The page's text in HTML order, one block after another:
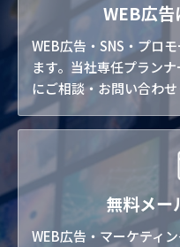
WEB広
WEB広告・SNS・プロ
ます。当社専任プラン
にご相談・お問い合わ
無料メー
WEB広告・マーケティ